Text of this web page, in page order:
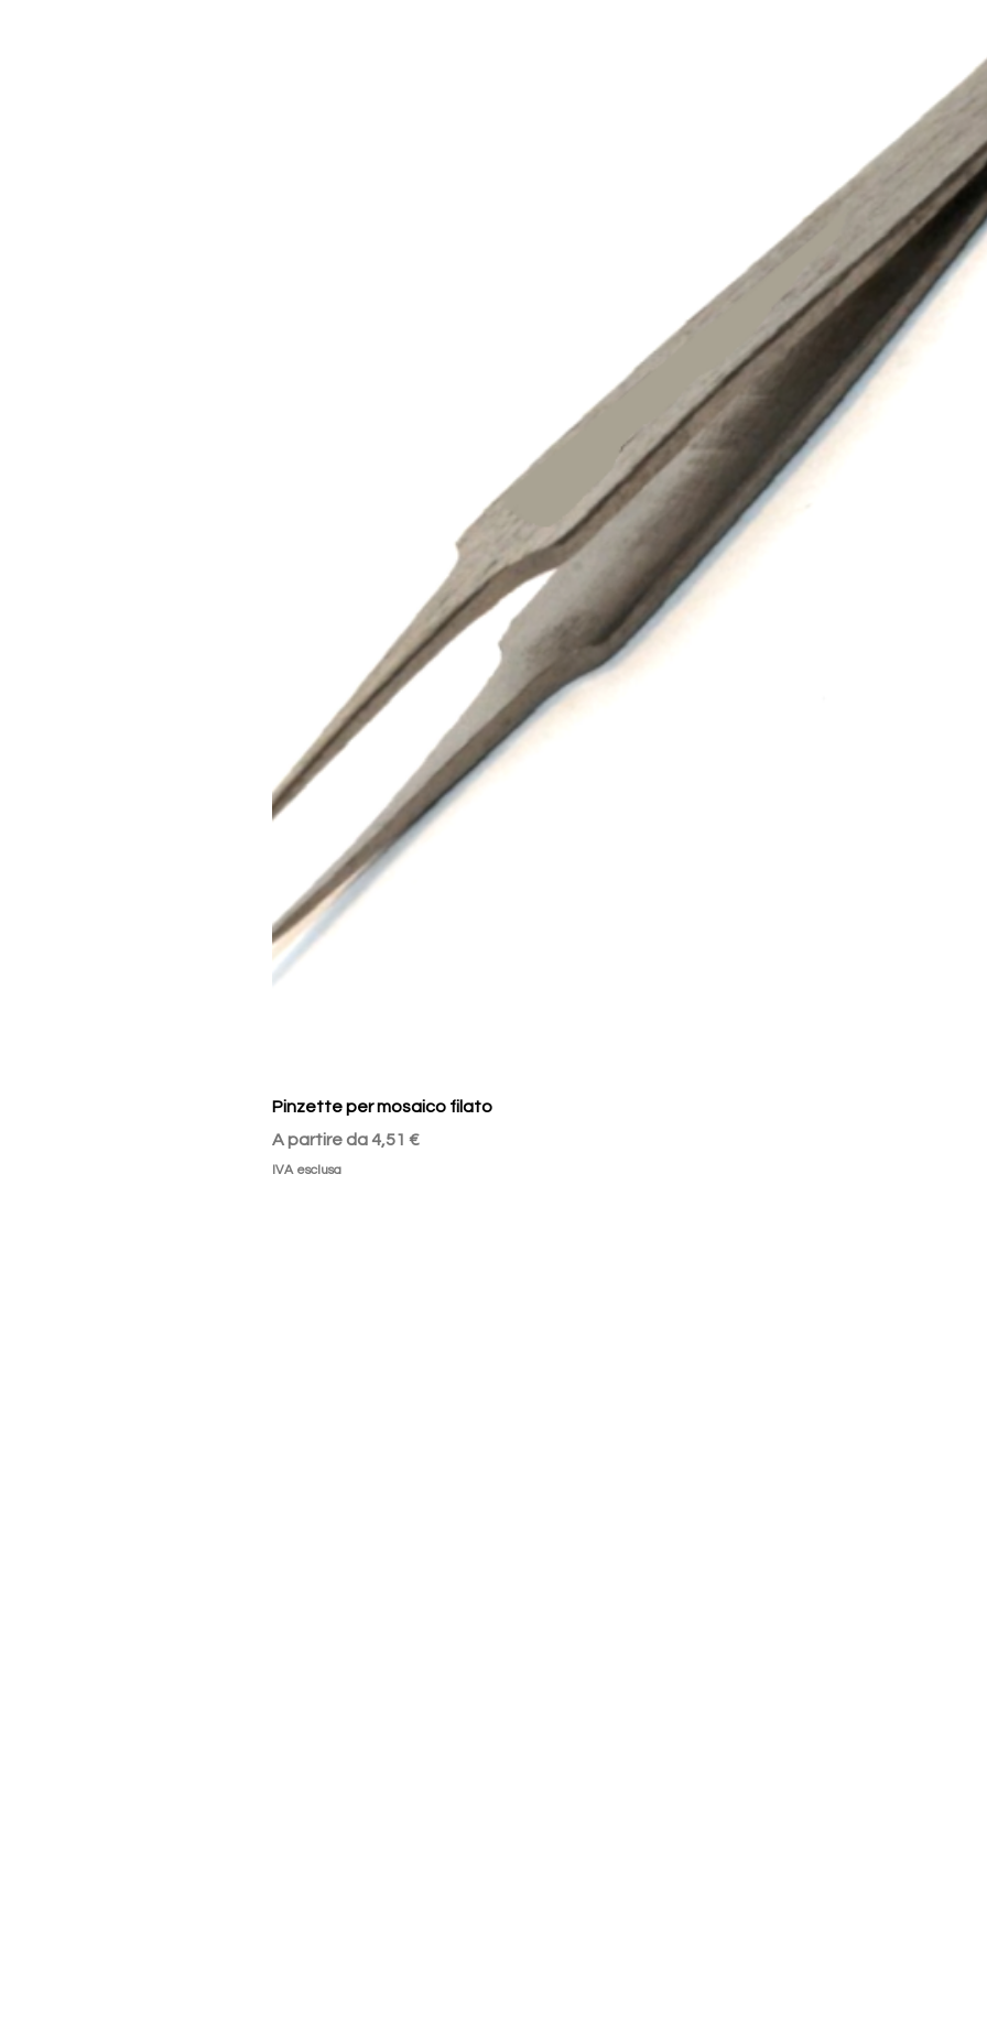
Pinzette per mosaico filato
A partire da4,51 €
Prezzo scontato
IVA esclusa